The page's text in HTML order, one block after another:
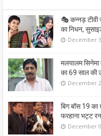
🎭 कन्नड़ टीवी
का निधन,
December
मलयालम सिनेमा
का 69 साल की
December
बिग बॉस 19 का
फरहाना भट्ट
December